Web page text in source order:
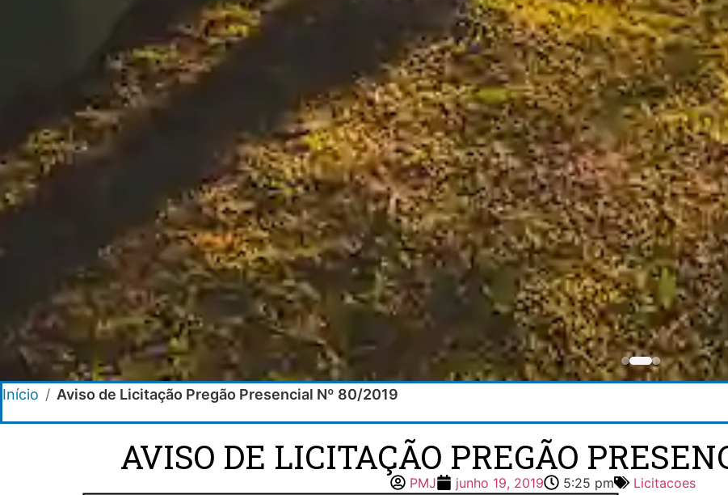
Início / Aviso de Licitação Pregão Presencial Nº 80/2019
AVISO DE LICITAÇÃO PREGÃO
PMJ junho 19, 2019 5:25 pm Licitacoes